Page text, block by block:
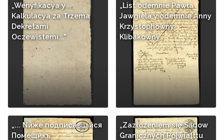
„Wenyfikacya y
Kalkulacya za Trzema
Dekretami
Oczewistemi..."
„List odemnie Pawła
Jawgiela y odemnie Anny
Krzystophowny
Klibakowny…
„... Nиже подписавшiйся
Помещикъ
„Zazłozeniem się Sądow
Granicznych Po[wia]ttu